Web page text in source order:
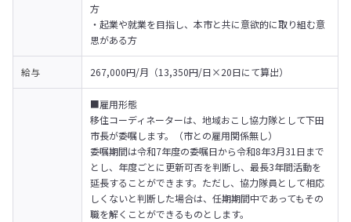
方
・起業や就業を目指し、本市と共に意欲的に取り組む意
思がある方
給与 267,000円/月（13,350円/日×20日にて算出）
■雇用形態
移住コーディネーターは、地域おこし協力隊として下田
市長が委嘱します。（市との雇用関係無し）
委嘱期間は令和7年度の委嘱日から令和8年3月31日まで
とし、年度ごとに更新可否を判断し、最長3年間活動を
延長することができます。ただし、協力隊員として相応
しくないと判断した場合は、任期期間中であってもその
職を解くことができるものとします。